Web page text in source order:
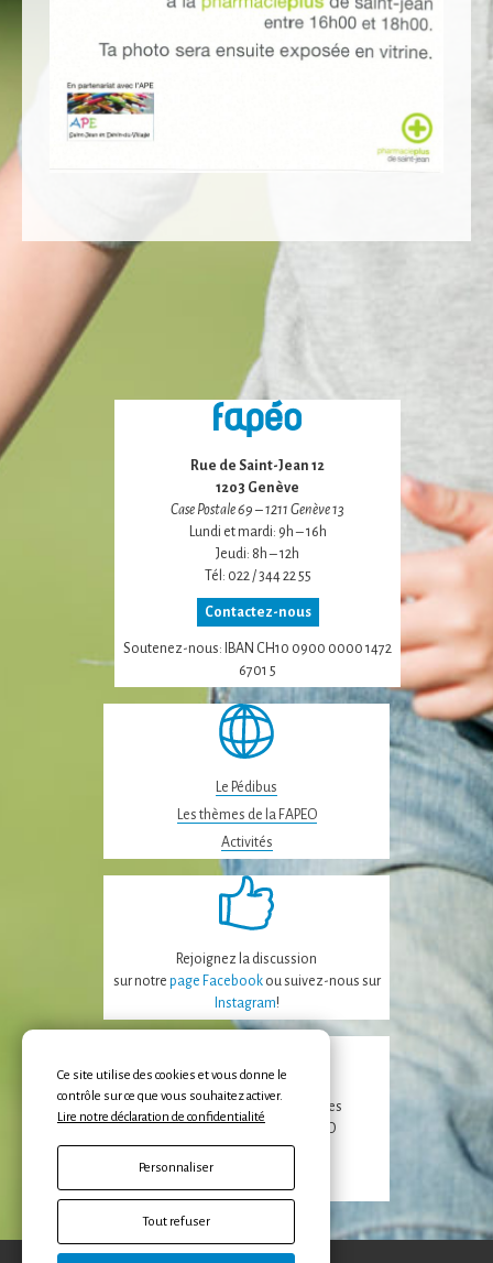
Rue de Saint-Jean 12
1203 Genève
Case Postale 69 – 1211 Genève 13
Lundi et mardi: 9h – 16h
Jeudi: 8h – 12h
Tél: 022 / 344 22 55
Contactez-nous
Soutenez-nous: IBAN CH10 0900 0000 1472
6701 5
Le Pédibus
Les thèmes de la FAPEO
Activités
Rejoignez la discussion
sur notre page Facebookou suivez-nous sur
Instagram!
Recevez les dernières nouvelles
de la FAPEO et des APE/APECO
Inscription
Ce site utilise des cookies et vous donne le
contrôle sur ce que vous souhaitez activer.
Lire notre déclaration de confidentialité
Personnaliser
Tout refuser
Web est
utilisé.
Marketing
votre intérêt et
votre
comportement
lorsque vous
visitez notre
site, vous
augmentez les
chances de voir
du contenu et